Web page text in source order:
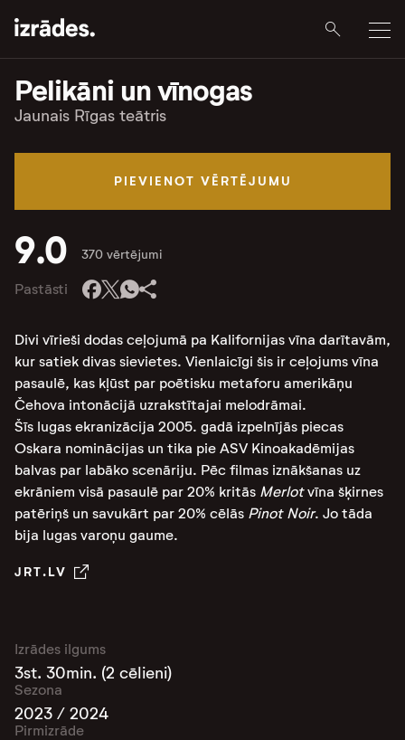
Pelikāni un vīnogas
Jaunais Rīgas teātris
PIEVIENOT VĒRTĒJUMU
9.0 370 vērtējumi
Pastāsti
Divi vīrieši dodas ceļojumā pa Kalifornijas vīna darītavām,
kur satiek divas sievietes. Vienlaicīgi šis ir ceļojums vīna
pasaulē, kas kļūst par poētisku metaforu amerikāņu
Čehova intonācijā uzrakstītajai melodrāmai.
Šīs lugas ekranizācija 2005. gadā izpelnījās piecas
Oskara nominācijas un tika pie ASV Kinoakadēmijas
balvas par labāko scenāriju. Pēc filmas iznākšanas uz
ekrāniem visā pasaulē par 20% kritās Merlotvīna šķirnes
patēriņš un savukārt par 20% cēlās Pinot Noir. Jo tāda
bija lugas varoņu gaume.
JRT.LV
Izrādes ilgums
3st. 30min. (2 cēlieni)
Sezona
2023 / 2024
Pirmizrāde